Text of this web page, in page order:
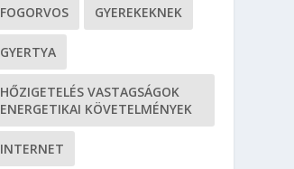
FOGORVOS GYEREKEKNEK
GYERTYA
HŐZIGETELÉS VASTAGSÁGOK
ENERGETIKAI KÖVETELMÉNYEK
INTERNET